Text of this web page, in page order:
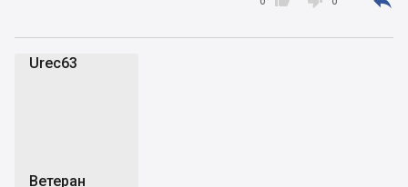
Urec63
Ветеран